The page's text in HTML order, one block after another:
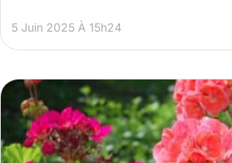
5 Juin 2025 À 15h24